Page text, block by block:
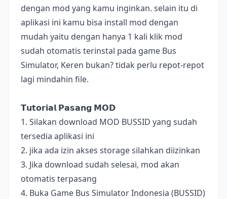
dengan mod yang kamu inginkan. selain itu di
aplikasi ini kamu bisa install mod dengan
mudah yaitu dengan hanya 1 kali klik mod
sudah otomatis terinstal pada game Bus
Simulator, Keren bukan? tidak perlu repot-repot
lagi mindahin file.
𝗧𝘂𝘁𝗼𝗿𝗶𝗮𝗹 𝗣𝗮𝘀𝗮𝗻𝗴 𝗠𝗢𝗗
1. Silakan download MOD BUSSID yang sudah
tersedia aplikasi ini
2. jika ada izin akses storage silahkan diizinkan
3. Jika download sudah selesai, mod akan
otomatis terpasang
4. Buka Game Bus Simulator Indonesia (BUSSID)